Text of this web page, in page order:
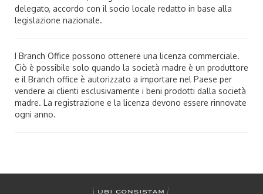
delegato, accordo con il socio locale redatto in base alla
legislazione nazionale.
I Branch Office possono ottenere una licenza commerciale.
Ciò è possibile solo quando la società madre è un produttore
e il Branch office è autorizzato a importare nel Paese per
vendere ai clienti esclusivamente i beni prodotti dalla società
madre. La registrazione e la licenza devono essere rinnovate
ogni anno.